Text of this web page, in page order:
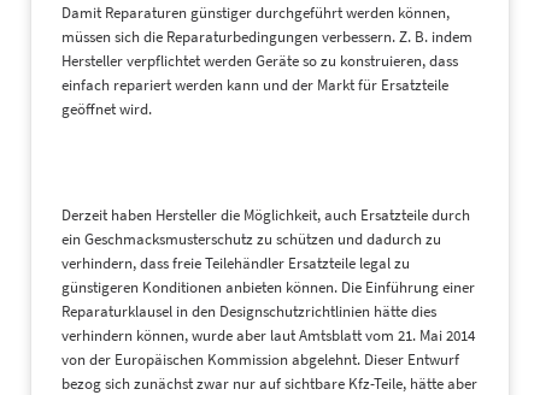
Damit Reparaturen günstiger durchgeführt werden können,
müssen sich die Reparaturbedingungen verbessern. Z. B. indem
Hersteller verpflichtet werden Geräte so zu konstruieren, dass
einfach repariert werden kann und der Markt für Ersatzteile
geöffnet wird.
Derzeit haben Hersteller die Möglichkeit, auch Ersatzteile durch
ein Geschmacksmusterschutz zu schützen und dadurch zu
verhindern, dass freie Teilehändler Ersatzteile legal zu
günstigeren Konditionen anbieten können. Die Einführung einer
Reparaturklausel in den Designschutzrichtlinien hätte dies
verhindern können, wurde aber laut Amtsblatt vom 21. Mai 2014
von der Europäischen Kommission abgelehnt. Dieser Entwurf
bezog sich zunächst zwar nur auf sichtbare Kfz-Teile, hätte aber